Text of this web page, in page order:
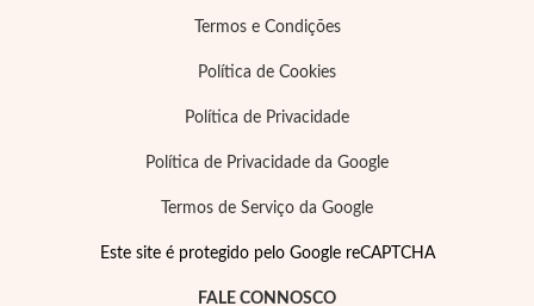
Termos e Condições
Política de Cookies
Política de Privacidade
Política de Privacidade da Google
Termos de Serviço da Google
Este site é protegido pelo Google reCAPTCHA
FALE CONNOSCO